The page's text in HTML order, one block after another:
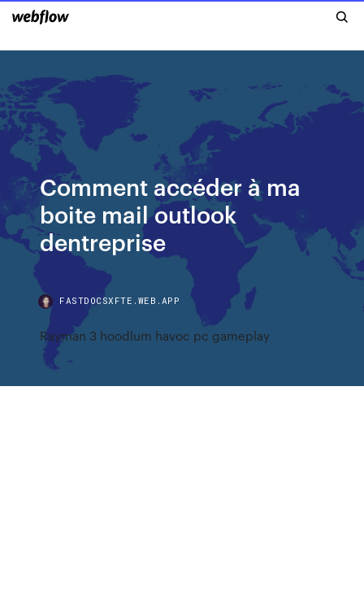
Comment accéder à ma
boite mail outlook
dentreprise
FASTDOCSXFTE.WEB.APP
Rayman 3 hoodlum havoc pc gameplay